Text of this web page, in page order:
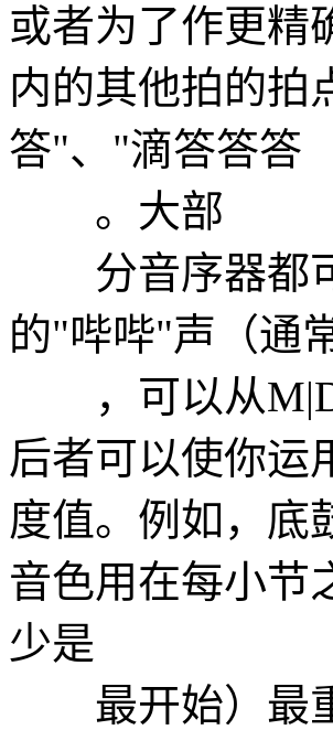
或者为了作更精
内的其他拍的拍
答"、"滴答答答
。大部
分音序器都可
的"哔哔"声（通
，可以从M|D|
后者可以使你运
度值。例如，底
音色用在每小节
少是
最开始）最重